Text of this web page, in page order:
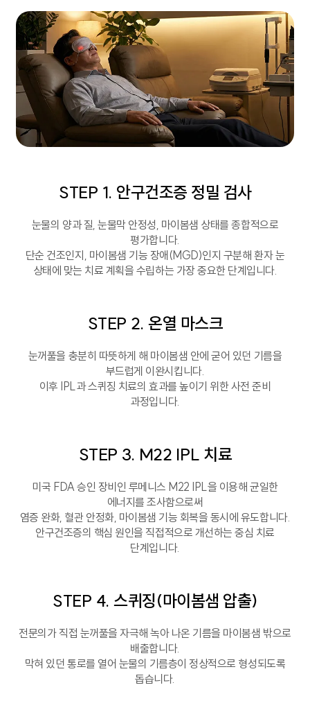
STEP 1. 안구건조증 정밀 검사
눈물의 양과 질, 눈물막 안정성, 마이봄샘 상태를 종합적으로
평가합니다.
단순 건조인지, 마이봄샘 기능 장애(MGD)인지 구분해 환자 눈
상태에 맞는 치료 계획을 수립하는 가장 중요한 단계입니다.
STEP 2. 온열 마스크
눈꺼풀을 충분히 따뜻하게 해 마이봄샘 안에 굳어 있던 기름을
부드럽게 이완시킵니다.
이후 IPL과 스퀴징 치료의 효과를 높이기 위한 사전 준비
과정입니다.
STEP 3. M22 IPL 치료
미국 FDA 승인 장비인 루메니스 M22 IPL을 이용해 균일한
에너지를 조사함으로써
염증 완화, 혈관 안정화, 마이봄샘 기능 회복을 동시에 유도합니다.
안구건조증의 핵심 원인을 직접적으로 개선하는 중심 치료
단계입니다.
STEP 4. 스퀴징(마이봄샘 압출)
전문의가 직접 눈꺼풀을 자극해 녹아 나온 기름을 마이봄샘 밖으로
배출합니다.
막혀 있던 통로를 열어 눈물의 기름층이 정상적으로 형성되도록
돕습니다.